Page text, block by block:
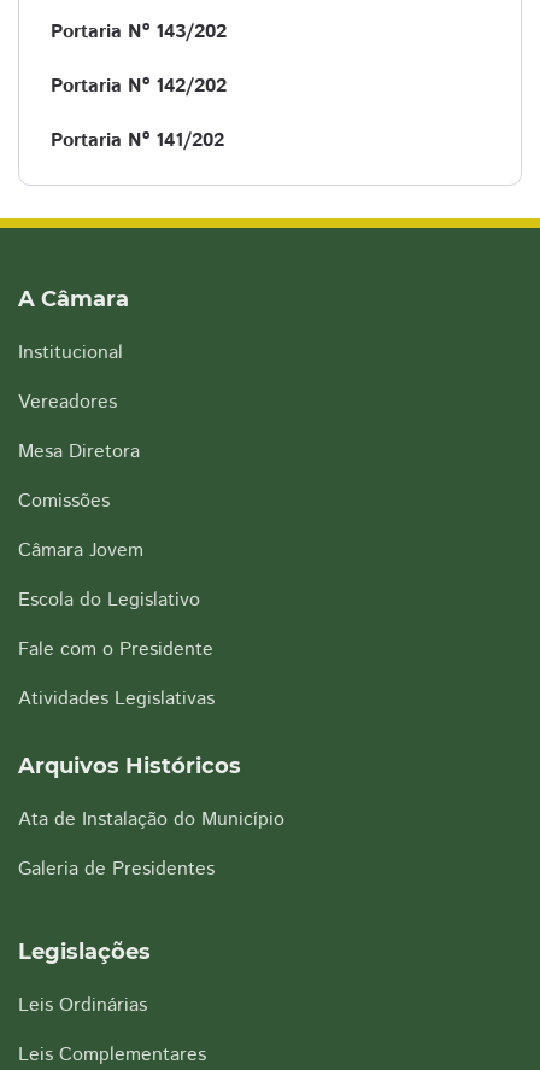
Portaria Nº 143/202
Portaria Nº 142/202
Portaria Nº 141/202
A Câmara
Institucional
Vereadores
Mesa Diretora
Comissões
Câmara Jovem
Escola do Legislativo
Fale com o Presidente
Atividades Legislativas
Arquivos Históricos
Ata de Instalação do Município
Galeria de Presidentes
Legislações
Leis Ordinárias
Leis Complementares